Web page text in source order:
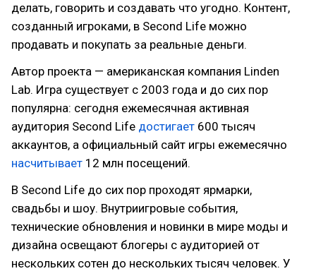
делать, говорить и создавать что угодно. Контент,
созданный игроками, в Second Life можно
продавать и покупать за реальные деньги.
Автор проекта — американская компания Linden
Lab. Игра существует с 2003 года и до сих пор
популярна: сегодня ежемесячная активная
аудитория Second Life достигает 600 тысяч
аккаунтов, а официальный сайт игры ежемесячно
насчитывает 12 млн посещений.
В Second Life до сих пор проходят ярмарки,
свадьбы и шоу. Внутриигровые события,
технические обновления и новинки в мире моды и
дизайна освещают блогеры с аудиторией от
нескольких сотен до нескольких тысяч человек. У